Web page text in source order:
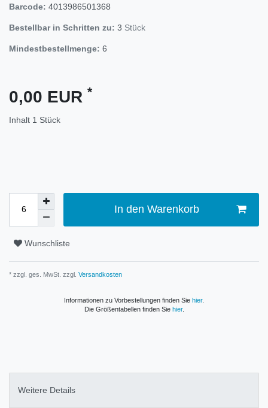
Barcode: 4013986501368
Bestellbar in Schritten zu: 3 Stück
Mindestbestellmenge: 6
0,00 EUR *
Inhalt 1 Stück
In den Warenkorb
Wunschliste
* zzgl. ges. MwSt. zzgl. Versandkosten
Informationen zu Vorbestellungen finden Sie hier.
Die Größentabellen finden Sie hier.
Weitere Details